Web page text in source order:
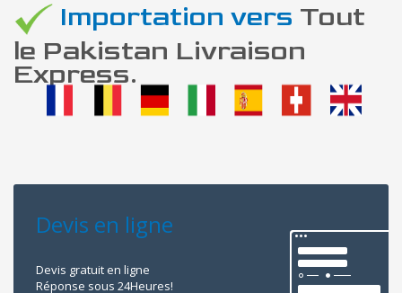
Importation vers Tout
le Pakistan Livraison
Express.
Devis en ligne
Devis gratuit en ligne
Réponse sous 24Heures!